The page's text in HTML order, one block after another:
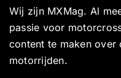
Wij zijn MXMag. Al
passie voor
content te maken
motorrijden.